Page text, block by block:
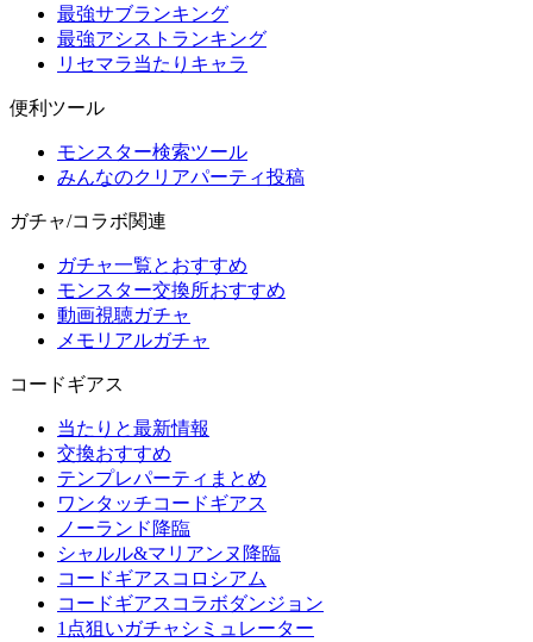
最強サブランキング
最強アシストランキング
リセマラ当たりキャラ
便利ツール
モンスター検索ツール
みんなのクリアパーティ投稿
ガチャ/コラボ関連
ガチャ一覧とおすすめ
モンスター交換所おすすめ
動画視聴ガチャ
メモリアルガチャ
コードギアス
当たりと最新情報
交換おすすめ
テンプレパーティまとめ
ワンタッチコードギアス
ノーランド降臨
シャルル&マリアンヌ降臨
コードギアスコロシアム
コードギアスコラボダンジョン
1点狙いガチャシミュレーター